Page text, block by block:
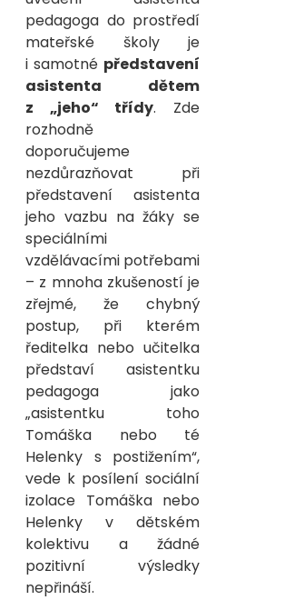
pedagoga do prostředí
mateřské školy je
i samotné představení
asistenta dětem
z „jeho“ třídy. Zde
rozhodně
doporučujeme
nezdůrazňovat při
představení asistenta
jeho vazbu na žáky se
speciálními
vzdělávacími potřebami
– z mnoha zkušeností je
zřejmé, že chybný
postup, při kterém
ředitelka nebo učitelka
představí asistentku
pedagoga jako
„asistentku toho
Tomáška nebo té
Helenky s postižením“,
vede k posílení sociální
izolace Tomáška nebo
Helenky v dětském
kolektivu a žádné
pozitivní výsledky
nepřináší.